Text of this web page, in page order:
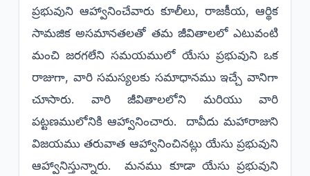
ప్రభువుని ఆహ్వానించేవారు కూలీలు, రాజకీయ, ఆర్థిక
సామజిక అసమానతలతో తమ జీవితాలలో ఎటువంటి
మంచి జరగలేని సమయములో యేసు ప్రభువుని ఒక
రాజుగా, వారి సమస్యలకు సమాధానము ఇచ్చే వానిగా
చూసారు. వారి జీవితాలలోని మరియు వారి
పట్టణములోనికి ఆహ్వానించారు. దావీదు మహారాజుని
విజయము తరువాత ఆహ్వానించినట్లు యేసు ప్రభువుని
ఆహ్వానిస్తున్నారు. మనము కూడా యేసు ప్రభువుని